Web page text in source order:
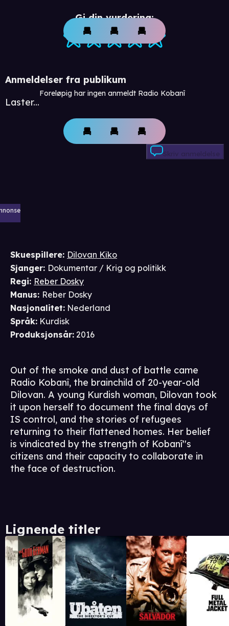
Gi din vurdering:
Anmeldelser fra publikum
Laster...
Foreløpig har ingen anmeldt Radio Kobanî
Skriv anmeldelse
Skuespillere: Dilovan Kîko
Sjanger: Dokumentar / Krig og politikk
Regi: Reber Dosky
Manus: Reber Dosky
Nasjonalitet: Nederland
Språk: Kurdisk
Produksjonsår: 2016
Out of the smoke and dust of battle came
Radio Kobanî, the brainchild of 20-year-old
Dilovan. A young Kurdish woman, Dilovan took
it upon herself to document the final days of
IS control, and the stories of refugees
returning to their flattened homes. Her belief
is vindicated by the strength of Kobanî''s
citizens and their capacity to collaborate in
the face of destruction.
Lignende titler